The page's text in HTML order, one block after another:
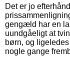
Det er jo
gengæld har en
uundgåeligt at
børn, og
nogle gange